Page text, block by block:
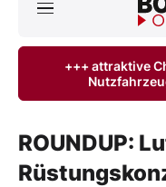
Anlageprodukte
Finanz-Check
Abo & Shop
+++ attraktive
ROUNDUP: